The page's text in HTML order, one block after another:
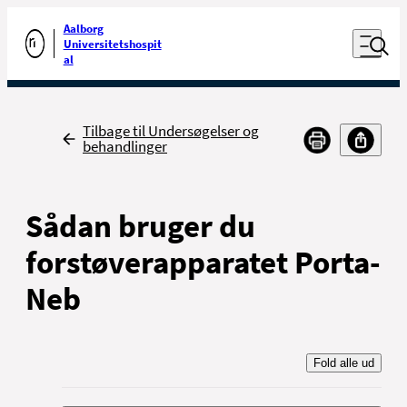
Gå til forsiden
Aalborg
Universitetshospit
al
Åben
Udfør søgning
Tilbage
Tilbage til Undersøgelser og
behandlinger
Sådan bruger du
forstøverapparatet Porta-
Neb
Fold alle ud